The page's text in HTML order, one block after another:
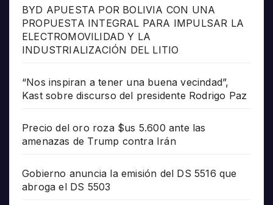
BYD APUESTA POR BOLIVIA CON UNA
PROPUESTA INTEGRAL PARA IMPULSAR LA
ELECTROMOVILIDAD Y LA
INDUSTRIALIZACIÓN DEL LITIO
“Nos inspiran a tener una buena vecindad”,
Kast sobre discurso del presidente Rodrigo Paz
Precio del oro roza $us 5.600 ante las
amenazas de Trump contra Irán
Gobierno anuncia la emisión del DS 5516 que
abroga el DS 5503